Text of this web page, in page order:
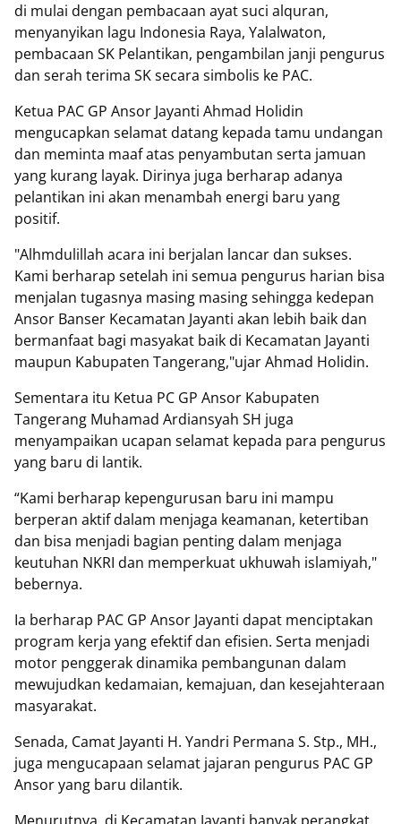
di mulai dengan pembacaan ayat suci alquran,
menyanyikan lagu Indonesia Raya, Yalalwaton,
pembacaan SK Pelantikan, pengambilan janji pengurus
dan serah terima SK secara simbolis ke PAC.
Ketua PAC GP Ansor Jayanti Ahmad Holidin
mengucapkan selamat datang kepada tamu undangan
dan meminta maaf atas penyambutan serta jamuan
yang kurang layak. Dirinya juga berharap adanya
pelantikan ini akan menambah energi baru yang
positif.
"Alhmdulillah acara ini berjalan lancar dan sukses.
Kami berharap setelah ini semua pengurus harian bisa
menjalan tugasnya masing masing sehingga kedepan
Ansor Banser Kecamatan Jayanti akan lebih baik dan
bermanfaat bagi masyakat baik di Kecamatan Jayanti
maupun Kabupaten Tangerang,"ujar Ahmad Holidin.
Sementara itu Ketua PC GP Ansor Kabupaten
Tangerang Muhamad Ardiansyah SH juga
menyampaikan ucapan selamat kepada para pengurus
yang baru di lantik.
“Kami berharap kepengurusan baru ini mampu
berperan aktif dalam menjaga keamanan, ketertiban
dan bisa menjadi bagian penting dalam menjaga
keutuhan NKRI dan memperkuat ukhuwah islamiyah,"
bebernya.
Ia berharap PAC GP Ansor Jayanti dapat menciptakan
program kerja yang efektif dan efisien. Serta menjadi
motor penggerak dinamika pembangunan dalam
mewujudkan kedamaian, kemajuan, dan kesejahteraan
masyarakat.
Senada, Camat Jayanti H. Yandri Permana S. Stp., MH.,
juga mengucapaan selamat jajaran pengurus PAC GP
Ansor yang baru dilantik.